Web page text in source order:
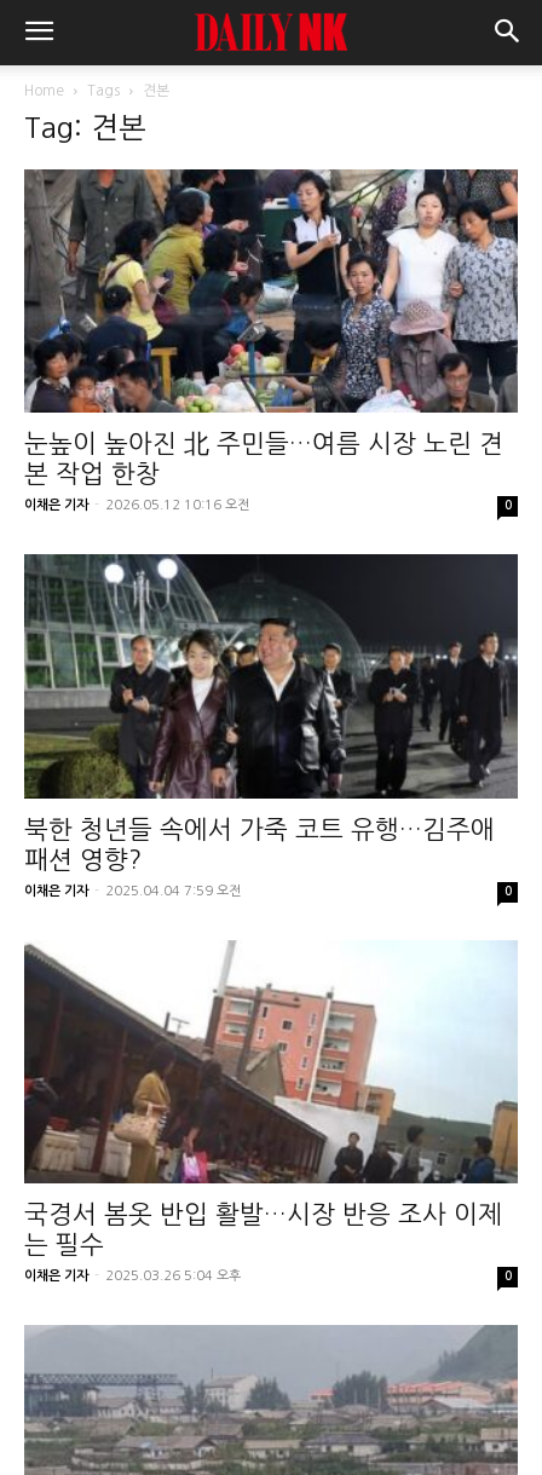
Home Tags 견본
Tag: 견본
눈높이 높아진 北 주민들…여름 시장 노린 견
본 작업 한창
이채은 기자 - 2026.05.12 10:16 오전 0
북한 청년들 속에서 가죽 코트 유행…김주애
패션 영향?
이채은 기자 - 2025.04.04 7:59 오전 0
국경서 봄옷 반입 활발…시장 반응 조사 이제
는 필수
이채은 기자 - 2025.03.26 5:04 오후 0